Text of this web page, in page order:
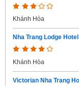
Khánh Hòa
Nha Trang Lodge Hotel
Khánh Hòa
Victorian Nha Trang